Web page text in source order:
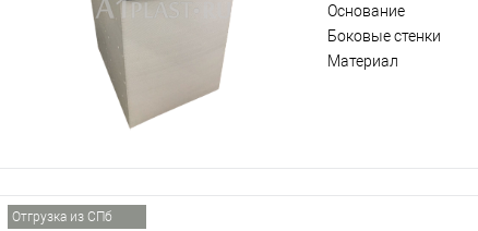
Основание
Боковые стенки
Материал
Отгрузка из СПб